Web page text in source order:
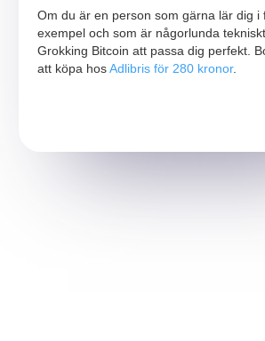
Om du är en person som gärna lär dig i
exempel och som är någorlunda
Grokking Bitcoin att passa dig perfekt.
att köpa hosAdlibris för 280 kronor.